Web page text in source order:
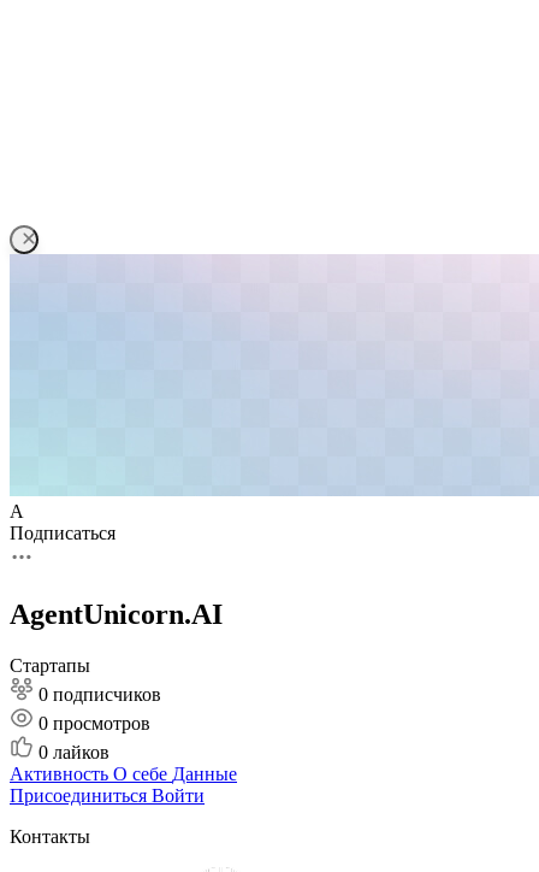
A
Подписаться
AgentUnicorn.AI
Стартапы
0 подписчиков
0 просмотров
0 лайков
Активность О себе Данные
Присоединиться Войти
Контакты